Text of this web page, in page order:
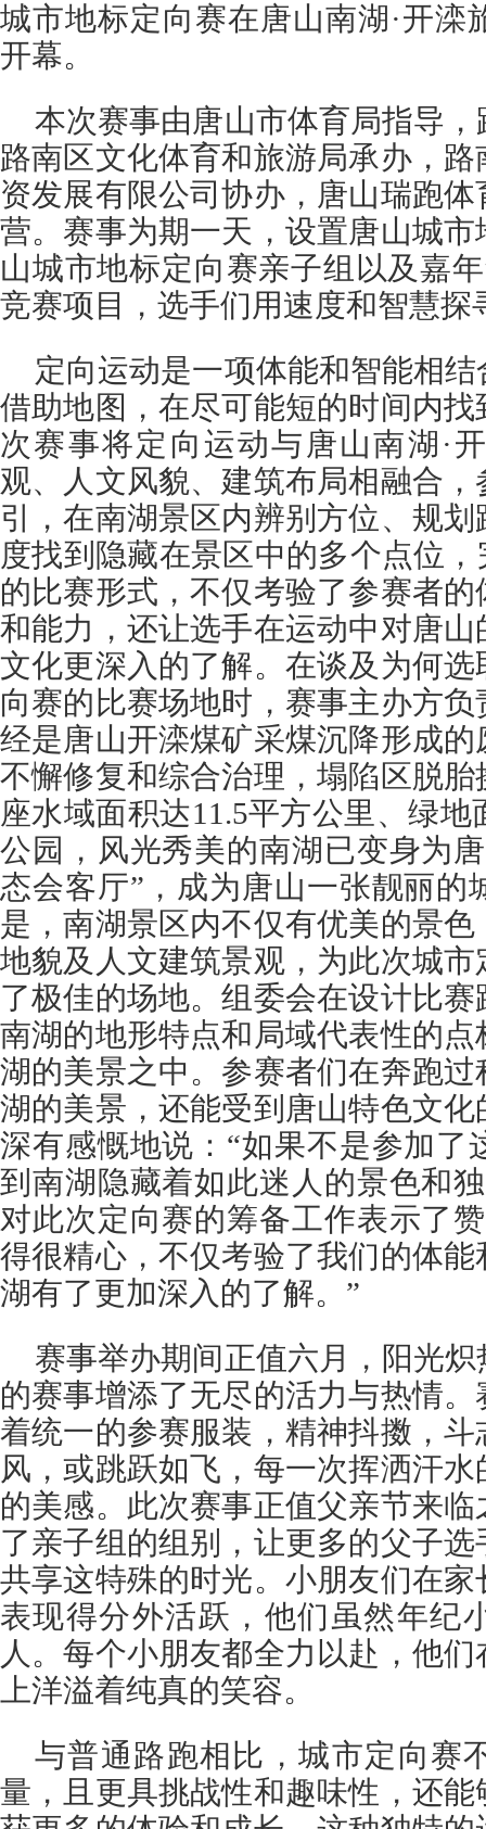
城市地标定向赛在唐山南湖·开滦
开幕。
本次赛事由唐山市体育局指导
路南区文化体育和旅游局承办，
资发展有限公司协办，唐山瑞跑
营。赛事为期一天，设置唐山城
山城市地标定向赛亲子组以及嘉
竞赛项目，选手们用速度和智慧探
定向运动是一项体能和智能相
借助地图，在尽可能短的时间内
次赛事将定向运动与唐山南湖·
观、人文风貌、建筑布局相融合
引，在南湖景区内辨别方位、规
度找到隐藏在景区中的多个点位
的比赛形式，不仅考验了参赛者
和能力，还让选手在运动中对唐
文化更深入的了解。在谈及为何
向赛的比赛场地时，赛事主办方
经是唐山开滦煤矿采煤沉降形成
不懈修复和综合治理，塌陷区脱
座水域面积达11.5平方公里、绿
公园，风光秀美的南湖已变身为
态会客厅”，成为唐山一张靓丽的
是，南湖景区内不仅有优美的景
地貌及人文建筑景观，为此次城
了极佳的场地。组委会在设计比
南湖的地形特点和局域代表性的
湖的美景之中。参赛者们在奔跑
湖的美景，还能受到唐山特色文
深有感慨地说：“如果不是参加了
到南湖隐藏着如此迷人的景色和
对此次定向赛的筹备工作表示了
得很精心，不仅考验了我们的体
湖有了更加深入的了解。”
赛事举办期间正值六月，阳光
的赛事增添了无尽的活力与热情
着统一的参赛服装，精神抖擞，
风，或跳跃如飞，每一次挥洒汗
的美感。此次赛事正值父亲节来
了亲子组的组别，让更多的父子
共享这特殊的时光。小朋友们在
表现得分外活跃，他们虽然年纪
人。每个小朋友都全力以赴，他
上洋溢着纯真的笑容。
与普通路跑相比，城市定向赛
量，且更具挑战性和趣味性，还